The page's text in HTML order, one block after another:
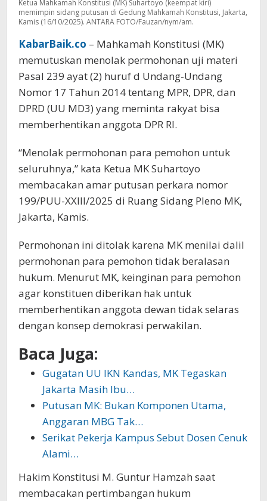
Ketua Mahkamah Konstitusi (MK) Suhartoyo (keempat kiri)
memimpin sidang putusan di Gedung Mahkamah Konstitusi, Jakarta,
Kamis (16/10/2025). ANTARA FOTO/Fauzan/nym/am.
KabarBaik.co – Mahkamah Konstitusi (MK)
memutuskan menolak permohonan uji materi
Pasal 239 ayat (2) huruf d Undang-Undang
Nomor 17 Tahun 2014 tentang MPR, DPR, dan
DPRD (UU MD3) yang meminta rakyat bisa
memberhentikan anggota DPR RI.
“Menolak permohonan para pemohon untuk
seluruhnya,” kata Ketua MK Suhartoyo
membacakan amar putusan perkara nomor
199/PUU-XXIII/2025 di Ruang Sidang Pleno MK,
Jakarta, Kamis.
Permohonan ini ditolak karena MK menilai dalil
permohonan para pemohon tidak beralasan
hukum. Menurut MK, keinginan para pemohon
agar konstituen diberikan hak untuk
memberhentikan anggota dewan tidak selaras
dengan konsep demokrasi perwakilan.
Baca Juga:
Gugatan UU IKN Kandas, MK Tegaskan
Jakarta Masih Ibu…
Putusan MK: Bukan Komponen Utama,
Anggaran MBG Tak…
Serikat Pekerja Kampus Sebut Dosen Cenuk
Alami…
Hakim Konstitusi M. Guntur Hamzah saat
membacakan pertimbangan hukum